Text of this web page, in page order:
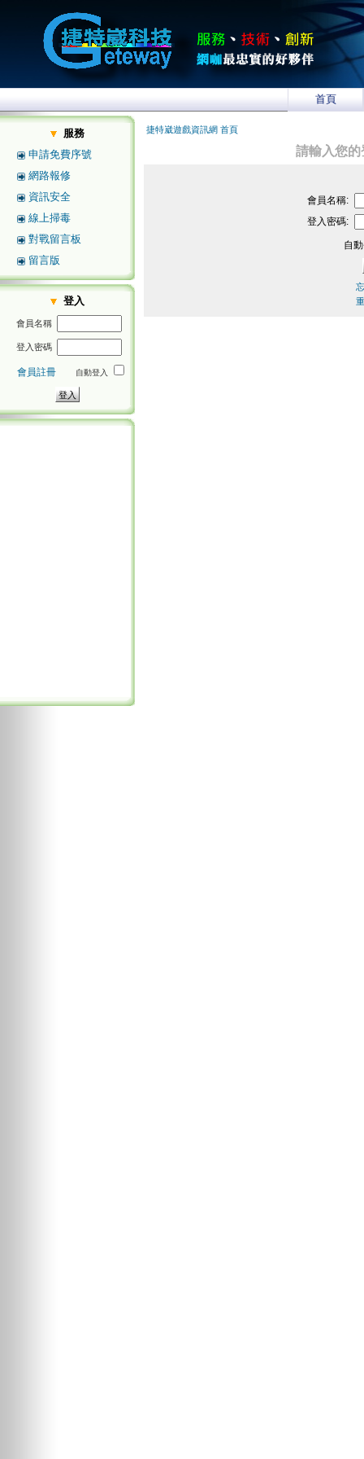
首頁
服務
申請免費序號
網路報修
資訊安全
線上掃毒
對戰留言板
留言版
登入
會員名稱
登入密碼
會員註冊 自動登入
捷特崴遊戲資訊網 首頁
請輸入您
會員名稱:
登入密碼:
自